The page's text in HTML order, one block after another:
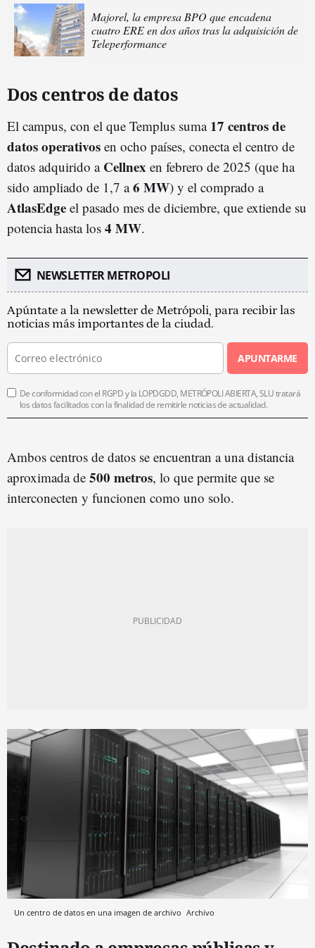
Majorel, la empresa BPO que encadena
cuatro ERE en dos años tras la adquisición de
Teleperformance
Dos centros de datos
El campus, con el que Templus suma 17 centros de
datos operativos en ocho países, conecta el centro de
datos adquirido a Cellnex en febrero de 2025 (que ha
sido ampliado de 1,7 a6 MW) y el comprado a
AtlasEdge el pasado mes de diciembre, que extiende su
potencia hasta los 4 MW.
NEWSLETTER METROPOLI
Apúntate a la newsletter de Metrópoli, para recibir las
noticias más importantes de la ciudad.
APUNTARME
De conformidad con el RGPD y la LOPDGDD, METRÓPOLI ABIERTA, SLU tratará
los datos facilitados con la finalidad de remitirle noticias de actualidad.
Ambos centros de datos se encuentran a una distancia
aproximada de 500 metros, lo que permite que se
interconecten y funcionen como uno solo.
Un centro de datos en una imagen de archivo Archivo